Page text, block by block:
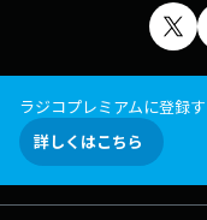
ラジコプレミアムに登録
詳しくはこちら